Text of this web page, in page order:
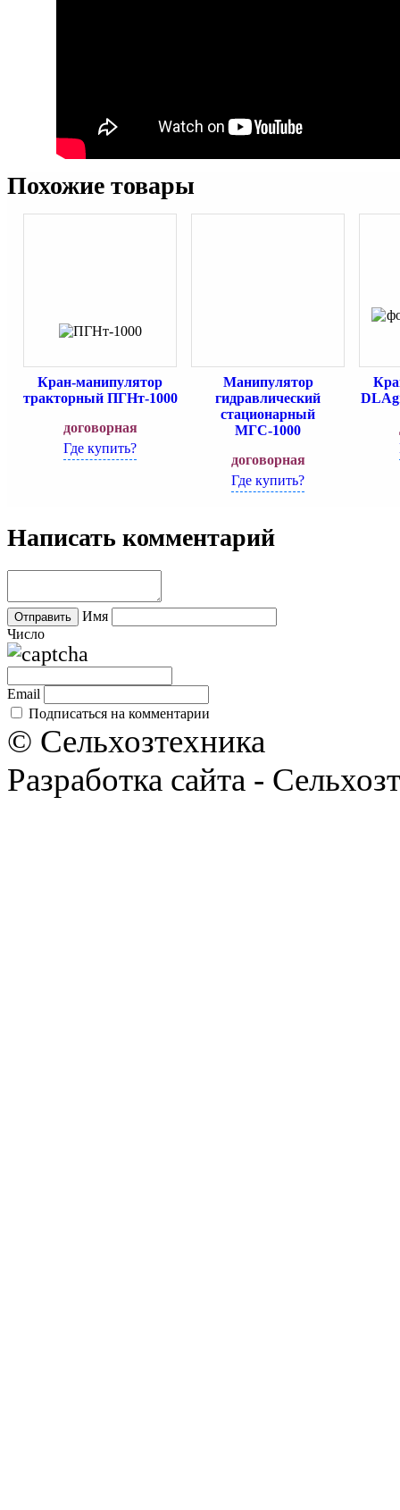
Похожие товары
Кран-манипулятор
тракторный ПГНт-1000
договорная
Где купить?
Манипулятор
гидравлический
стационарный
МГС-1000
договорная
Где купить?
Написать комментарий
Имя
Число
Email
Подписаться на комментарии
© Сельхозтехника
Разработка сайта -